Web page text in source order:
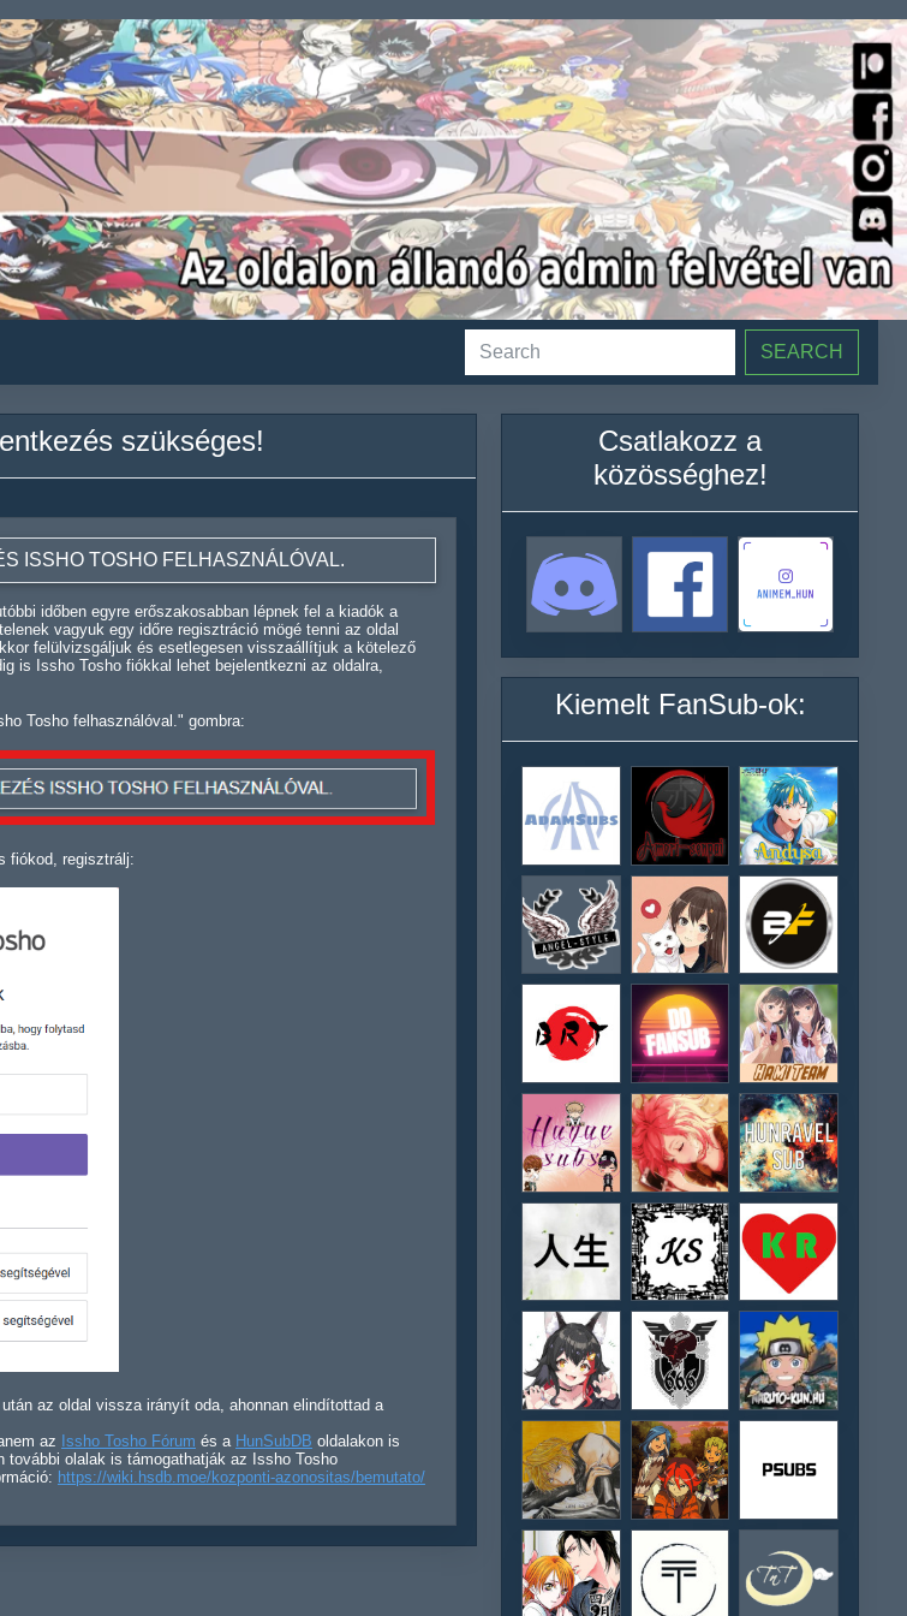
SEARCH
szükséges!
ISSHO TOSHO FELHASZNÁLÓVAL.
időben egyre erőszakosabban lépnek fel a kiadók a
vagyuk egy időre regisztráció mögé tenni az oldal
felülvizsgáljuk és esetlegesen visszaállítjuk a kötelező
is Issho Tosho fiókkal lehet bejelentkezni az oldalra,
Tosho felhasználóval." gombra:
fiókod, regisztrálj:
az oldal vissza irányít oda, ahonnan elindítottad a
az Issho Tosho Fórum és a HunSubDB oldalakon is
további olalak is támogathatják az Issho Tosho
https://wiki.hsdb.moe/kozponti-azonositas/bemutato/
Csatlakozz a
közösséghez!
Kiemelt FanSub-ok: